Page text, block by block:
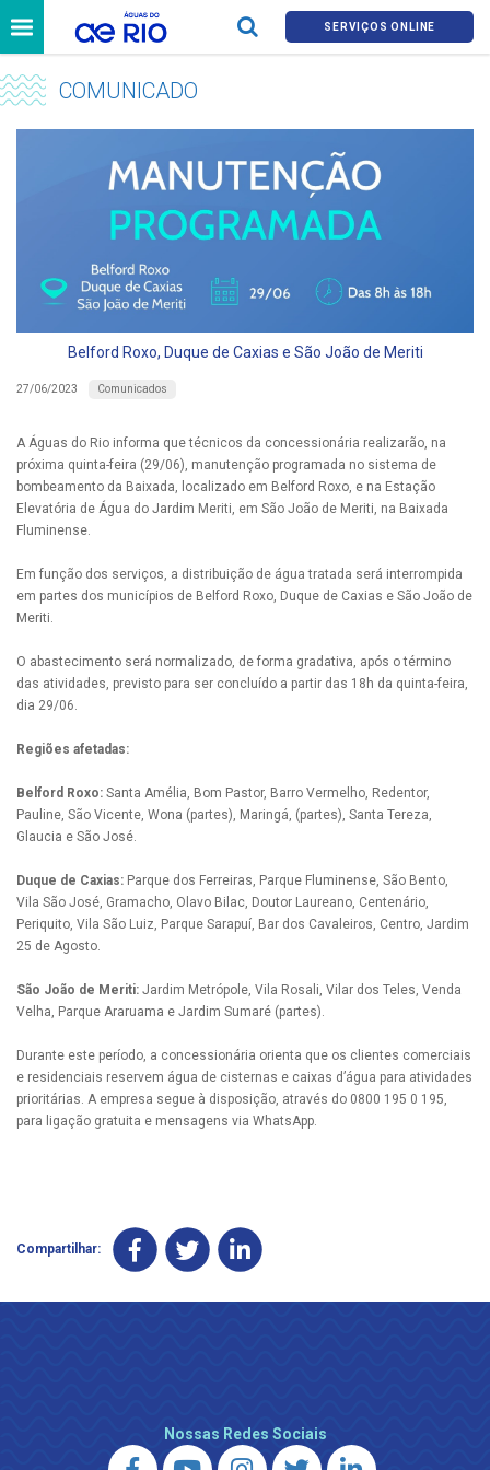
SERVIÇOS ONLINE
COMUNICADO
Belford Roxo, Duque de Caxias e São João de Meriti
27/06/2023 Comunicados
A Águas do Rio informa que técnicos da concessionária realizarão, na
próxima quinta-feira (29/06), manutenção programada no sistema de
bombeamento da Baixada, localizado em Belford Roxo, e na Estação
Elevatória de Água do Jardim Meriti, em São João de Meriti, na Baixada
Fluminense.
Em função dos serviços, a distribuição de água tratada será interrompida
em partes dos municípios de Belford Roxo, Duque de Caxias e São João de
Meriti.
O abastecimento será normalizado, de forma gradativa, após o término
das atividades, previsto para ser concluído a partir das 18h da quinta-feira,
dia 29/06.
Regiões afetadas:
Belford Roxo: Santa Amélia, Bom Pastor, Barro Vermelho, Redentor,
Pauline, São Vicente, Wona (partes), Maringá, (partes), Santa Tereza,
Glaucia e São José.
Duque de Caxias: Parque dos Ferreiras, Parque Fluminense, São Bento,
Vila São José, Gramacho, Olavo Bilac, Doutor Laureano, Centenário,
Periquito, Vila São Luiz, Parque Sarapuí, Bar dos Cavaleiros, Centro, Jardim
25 de Agosto.
São João de Meriti: Jardim Metrópole, Vila Rosali, Vilar dos Teles, Venda
Velha, Parque Araruama e Jardim Sumaré (partes).
Durante este período, a concessionária orienta que os clientes comerciais
e residenciais reservem água de cisternas e caixas d’água para atividades
prioritárias. A empresa segue à disposição, através do 0800 195 0 195,
para ligação gratuita e mensagens via WhatsApp.
Compartilhar:
Nossas Redes Sociais